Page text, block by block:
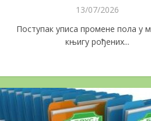
13/07/2026
Поступак уписа промене пола у
књигу рођених...